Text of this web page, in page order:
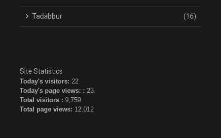
Tadabbur (16)
Site Statistics
Today's visitors: 22
Today's page views: : 23
Total visitors : 9,759
Total page views: 12,012